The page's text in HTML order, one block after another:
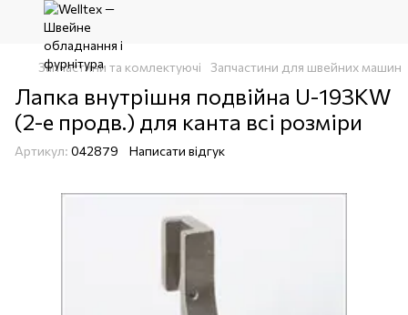
Запчастини та комлектуючі Запчастини для швейних машин
Лапка внутрішня подвійна U-193KW
(2-е продв.) для канта всі розміри
Артикул: 042879 Написати відгук